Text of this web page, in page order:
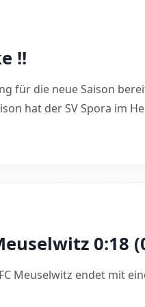
!!
für die neue Saison
hat der SV Spora im
0:18
Meuselwitz endet mit